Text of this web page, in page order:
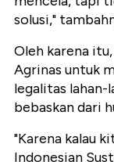
solusi,"
Oleh karena
Agrinas untuk
legalitas lahan-
bebaskan dari
"Karena kalau
Indonesian